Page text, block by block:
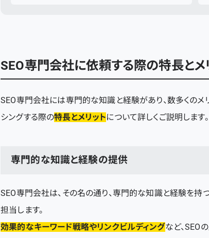
SEO専門会社に依頼する際の特長とメ
SEO専門会社には専門的な知識と経験があり、数多くのメ
シングする際の特長とメリットについて詳しくご説明します。
専門的な知識と経験の提供
SEO専門会社は、その名の通り、専門的な知識と経験を
担当します。
効果的なキーワード戦略やリンクビルディングなど、SEO